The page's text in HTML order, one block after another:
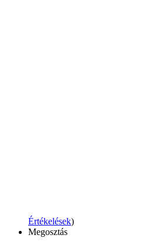
Értékelések)
Megosztás